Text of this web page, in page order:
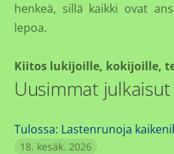
Uusimmat julkaisut
Tulossa: Lastenrunoja
18. kesäk. 2026
henkeä, sillä kaikki ovat
lepoa.
Kiitos lukijoille, kokijoille,